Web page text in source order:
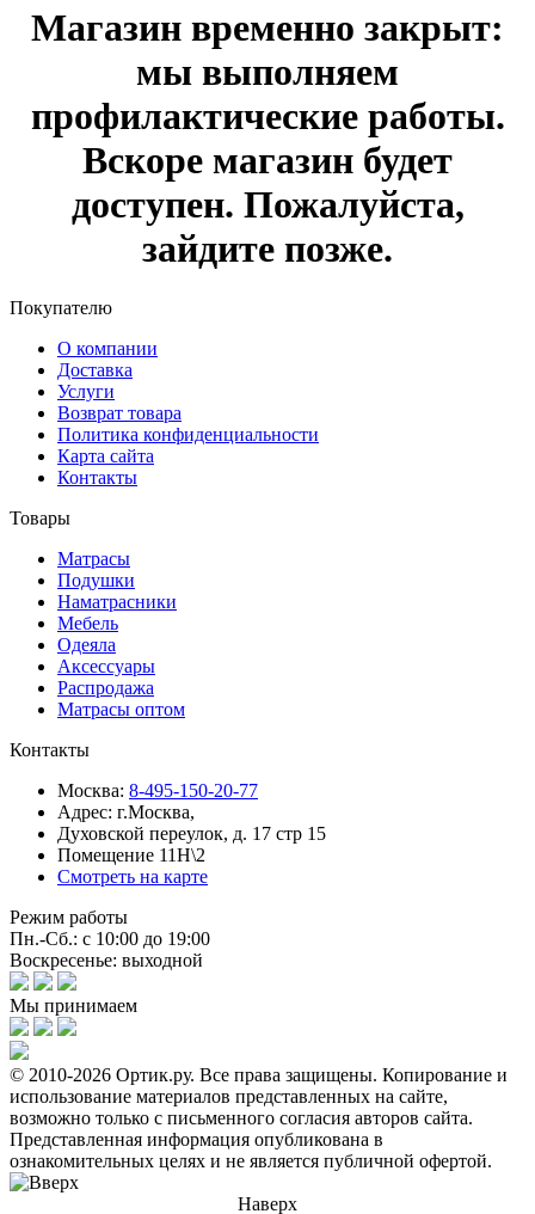
Магазин временно закрыт:
мы выполняем
профилактические работы.
Вскоре магазин будет
доступен. Пожалуйста,
зайдите позже.
Покупателю
О компании
Доставка
Услуги
Возврат товара
Политика конфиденциальности
Карта сайта
Контакты
Товары
Матрасы
Подушки
Наматрасники
Мебель
Одеяла
Аксессуары
Распродажа
Матрасы оптом
Контакты
Москва: 8-495-150-20-77
Адрес: г.Москва,
Духовской переулок, д. 17 стр 15
Помещение 11Н\2
Смотреть на карте
Режим работы
Пн.-Сб.: с 10:00 до 19:00
Воскресенье: выходной
Мы принимаем
© 2010-2026 Ортик.ру. Все права защищены. Копирование и
использование материалов представленных на сайте,
возможно только с письменного согласия авторов сайта.
Представленная информация опубликована в
ознакомительных целях и не является публичной офертой.
Наверх